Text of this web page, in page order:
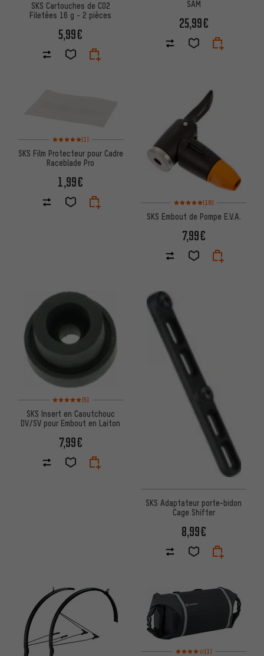
SKS Cartouches de CO2
Filetées 16 g - 2 pièces
5,99€
SAM
25,99€
Note moyenne : 5 sur 5 d'après 1 avis
(1)
SKS Film Protecteur pour Cadre
Raceblade Pro
1,99€
Note moyenne : 5 sur 5 d'après
(18)
SKS Embout de Pompe E.V.A.
7,99€
Note moyenne : 5 sur 5 d'après 5 avis
(5)
SKS Insert en Caoutchouc
DV/SV pour Embout en Laiton
7,99€
SKS Adaptateur porte-bidon
Cage Shifter
8,99€
Note moyenne : 4 sur 5
(1)